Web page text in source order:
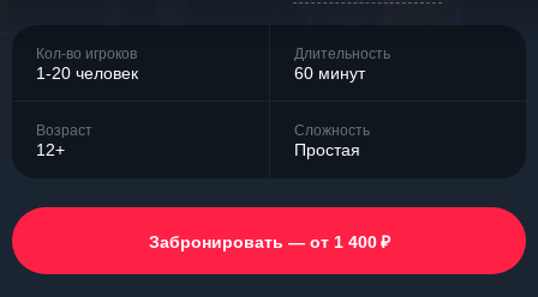
Кол-во игроков
1-20 человек
Длительность
60 минут
Возраст
12+
Сложность
Простая
Забронировать — от 1 400 ₽